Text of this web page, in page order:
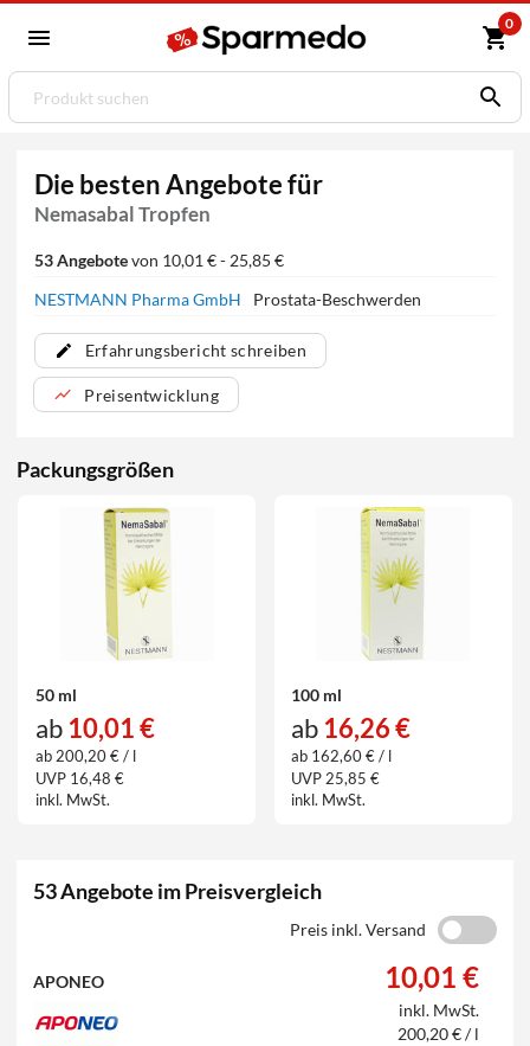
0
Die besten Angebote für
Nemasabal Tropfen
53 Angebotevon 10,01 € - 25,85 €
NESTMANN Pharma GmbH
Prostata-Beschwerden
Erfahrungsbericht schreiben
Preisentwicklung
Packungsgrößen
50 ml
ab 10,01 €
ab 200,20 € / l
UVP 16,48 €
inkl. MwSt.
100 ml
ab 16,26 €
ab 162,60 € / l
UVP 25,85 €
inkl. MwSt.
53 Angebote im Preisvergleich
Preis inkl. Versand
APONEO 10,01 €
inkl. MwSt.
200,20 € / l